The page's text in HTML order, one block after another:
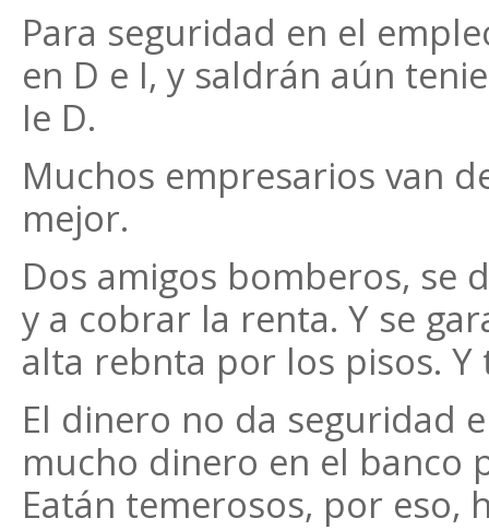
Para seguridad en el
en D e I, y saldrán aún
Ie D.
Muchos empresarios van
mejor.
Dos amigos bomberos, se
y a cobrar la renta. Y se
alta rebnta por los pisos.
El dinero no da seguridad
mucho dinero en el banco
Eatán temerosos, por eso,